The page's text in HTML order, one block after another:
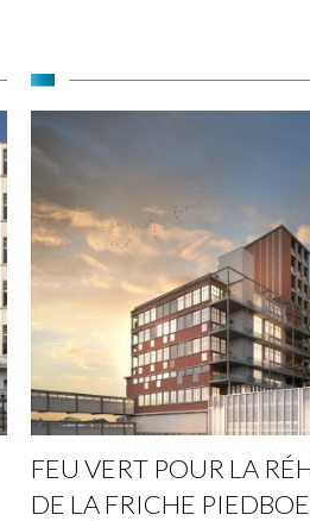
FEU VERT POUR LA
DE LA FRICHE